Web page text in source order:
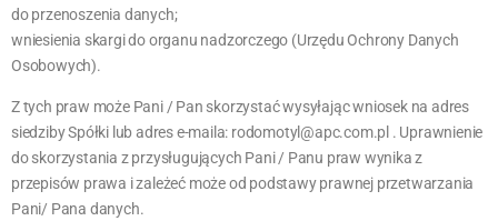
do przenoszenia danych;
wniesienia skargi do organu nadzorczego (Urzędu Ochrony Danych
Osobowych).
Z tych praw może Pani / Pan skorzystać wysyłając wniosek na adres
siedziby Spółki lub adres e-maila: rodomotyl@apc.com.pl . Uprawnienie
do skorzystania z przysługujących Pani / Panu praw wynika z
przepisów prawa i zależeć może od podstawy prawnej przetwarzania
Pani/ Pana danych.